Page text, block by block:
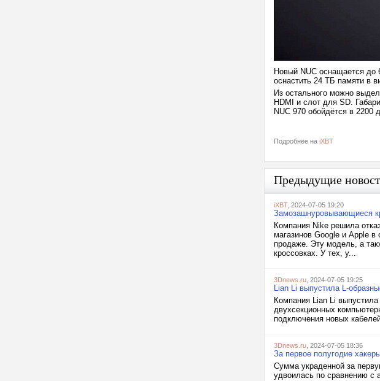
Новый NUC оснащается
оснастить 24 ТБ памяти в
Из остального можно
HDMI и слот для SD.
NUC 970 обойдётся в 2200
Подробнее на iXBT
Предыдущие
iXBT, 2024-07-05 19:20
Замозашнуровывающиеся
Компания Nike решила
магазинов Google и Apple
продаже. Эту модель, а
кроссовках. У тех, у...
3Dnews.ru , 2024-07-05 19:25
Lian Li выпустила L-
Компания Lian Li
двухсекционных
подключения новых
3Dnews.ru , 2024-07-05 18:36
За первое полугодие
Сумма украденной за
удвоилась по сравнению с